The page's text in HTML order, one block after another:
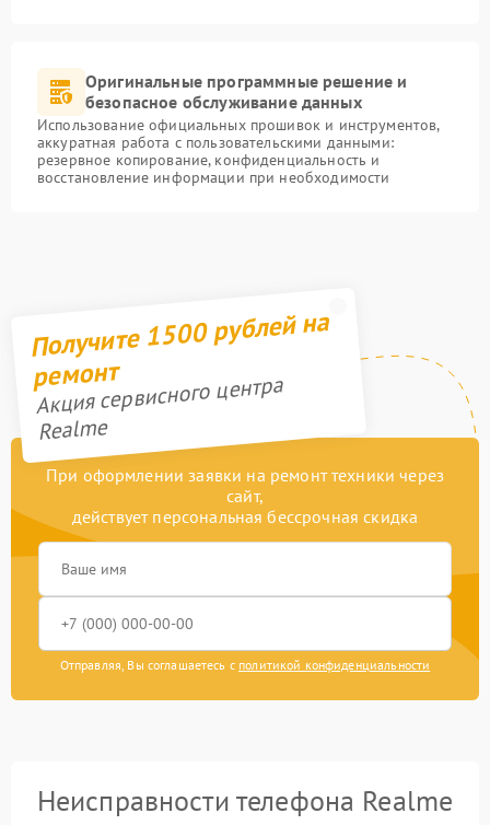
Оригинальные программные решение и
безопасное обслуживание данных
Использование официальных прошивок и инструментов,
аккуратная работа с пользовательскими данными:
резервное копирование, конфиденциальность и
восстановление информации при необходимости
Получите 1500 рублей на
ремонт
Акция сервисного центра
Realme
При оформлении заявки на ремонт техники через
сайт,
действует персональная бессрочная скидка
Отправляя, Вы соглашаетесь с политикой конфиденциальности
Неисправности телефона Realme